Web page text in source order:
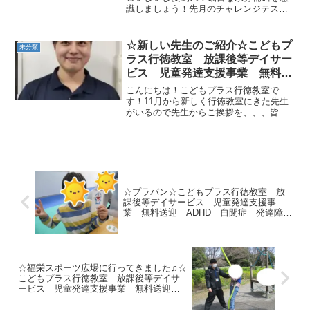
市川市 浦安市
識しましょう！先月のチャレンジテスト
ルの跳び乗り目印へジャンプ✌✌格好良く
正面を見ます👀③運...
未分類
☆新しい先生のご紹介☆こどもプ
ラス行徳教室 放課後等デイサー
ビス 児童発達支援事業 無料送
迎 ADHD 自閉症 発達障が
い 運動療育 遊び 南行徳 市
川市 浦安市
こんにちは！こどもプラス行徳教室で
す！11月から新しく行徳教室にきた先生
がいるので先生からご挨拶を、、、皆さ
☆プラバン☆こどもプラス行徳教室 放
課後等デイサービス 児童発達支援事
業 無料送迎 ADHD 自閉症 発達障が
☆福栄スポーツ広場に行ってきました♫☆
こどもプラス行徳教室 放課後等デイサ
ービス 児童発達支援事業 無料送迎